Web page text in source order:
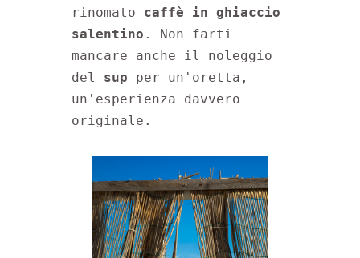
rinomato caffè in ghiaccio
salentino . Non farti
mancare anche il noleggio
del sup per un'oretta,
un'esperienza davvero
originale.